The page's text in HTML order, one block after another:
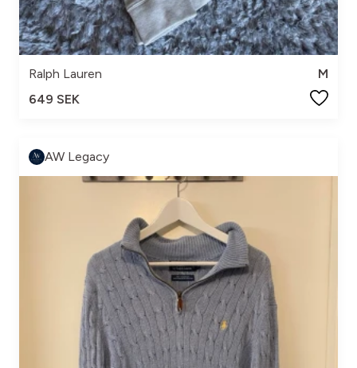
Ralph Lauren
M
649 SEK
AW Legacy